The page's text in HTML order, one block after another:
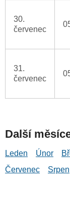
30.
červenec
31.
červenec
Další
Leden Únor
Červenec
Srpen